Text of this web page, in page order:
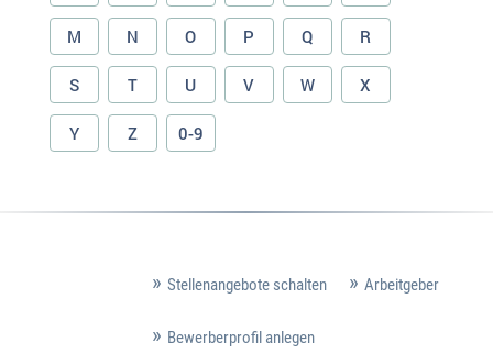
M N O P Q R
S T U V W X
Y Z 0-9
Stellenangebote schalten Arbeitgeber
Bewerberprofil anlegen